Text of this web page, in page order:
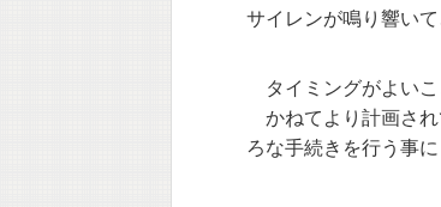
サイレンが鳴り響い
タイミングがよいこ
かねてより計画され
ろな手続きを行う事に